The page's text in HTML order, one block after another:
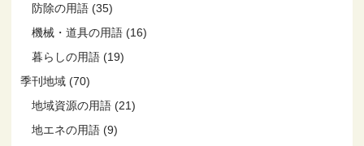
防除の用語 (35)
機械・道具の用語 (16)
暮らしの用語 (19)
季刊地域 (70)
地域資源の用語 (21)
地エネの用語 (9)